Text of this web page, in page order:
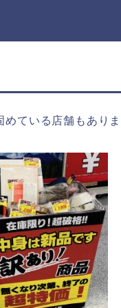
ている店舗もありま